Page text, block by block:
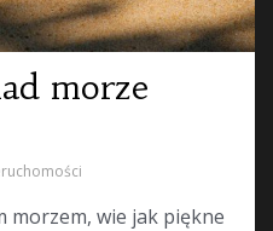
morze
morzem, wie jak piękne